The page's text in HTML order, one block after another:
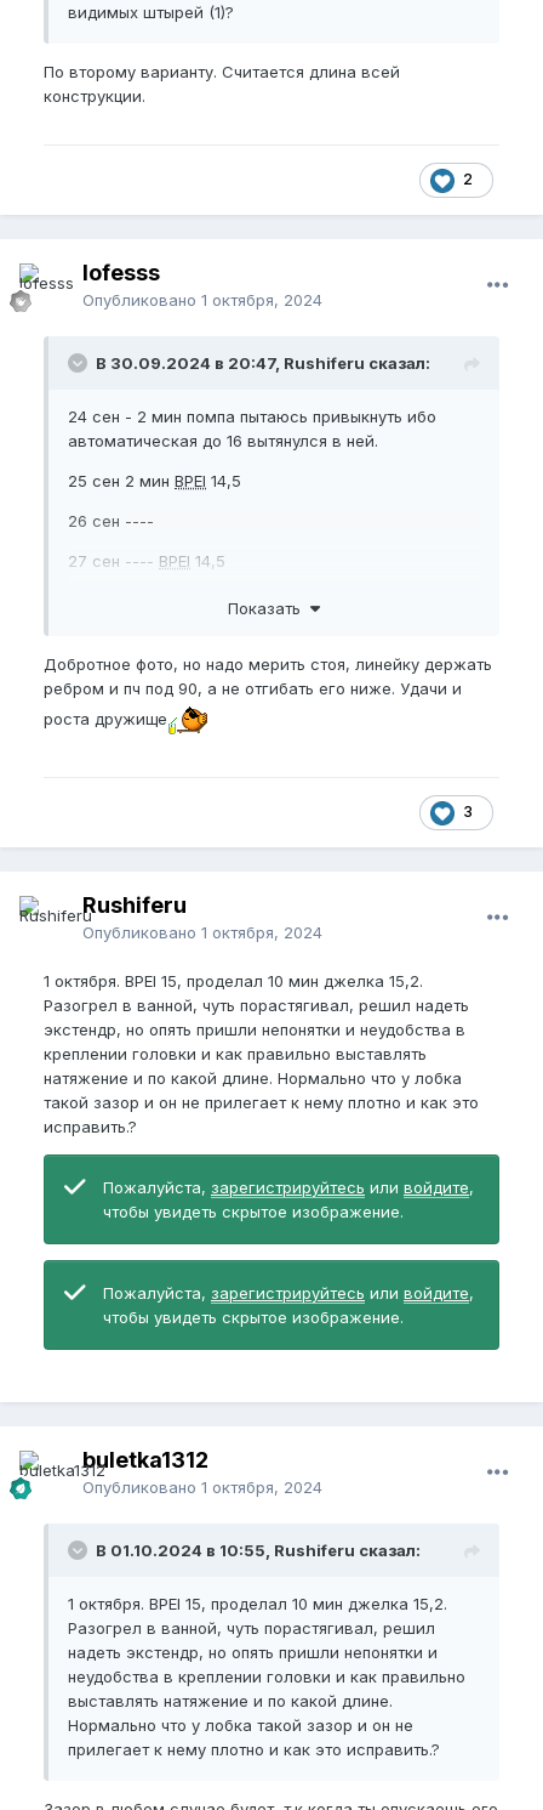
видимых штырей (1)?
По второму варианту. Считается длина всей
конструкции.
2
lofesss
Опубликовано 1 октября, 2024
В 30.09.2024 в 20:47, Rushiferu сказал:
24 сен - 2 мин помпа пытаюсь привыкнуть ибо
автоматическая до 16 вытянулся в ней.
25 сен 2 мин BPEl 14,5
26 сен ----
27 сен ---- BPEl 14,5
28 сен BPEI 14,7 после помпы 3 мин BPEI 15
часу BPEI 14,7 перед тренировкойверёвка5
походов в разные стороны.
30 cен проснулся с эрекцией измерил BPEI 15 ,
подходов, экс 2 подхода по часу BPEI после 15,2.
Пожалуйста,зарегистрируйтесь или
войдите, чтобы увидеть скрытое
изображение.
Показать
Добротное фото, но надо мерить стоя, линейку держать
ребром и пч под 90, а не отгибать его ниже. Удачи и
роста дружище
3
Rushiferu
Опубликовано 1 октября, 2024
1 октября. BPEI 15, проделал 10 мин джелка 15,2.
Разогрел в ванной, чуть порастягивал, решил надеть
экстендр, но опять пришли непонятки и неудобства в
креплении головки и как правильно выставлять
натяжение и по какой длине. Нормально что у лобка
такой зазор и он не прилегает к нему плотно и как это
исправить.?
Пожалуйста, зарегистрируйтесь или войдите,
чтобы увидеть скрытое изображение.
Пожалуйста, зарегистрируйтесь или войдите,
чтобы увидеть скрытое изображение.
buletka1312
Опубликовано 1 октября, 2024
В 01.10.2024 в 10:55, Rushiferu сказал:
1 октября. BPEI 15, проделал 10 мин джелка 15,2.
Разогрел в ванной, чуть порастягивал, решил
надеть экстендр, но опять пришли непонятки и
неудобства в креплении головки и как правильно
выставлять натяжение и по какой длине.
Нормально что у лобка такой зазор и он не
прилегает к нему плотно и как это исправить.?